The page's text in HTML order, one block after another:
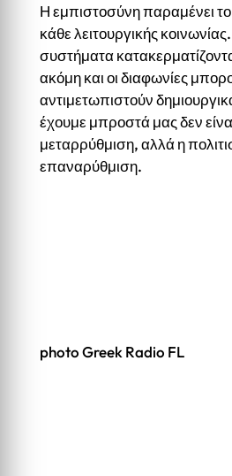
Η εμπιστοσύνη παραμένει
κάθε λειτουργικής
συστήματα
ακόμη και οι διαφωνίες
αντιμετωπιστούν
έχουμε μπροστά μας δεν
μεταρρύθμιση, αλλά η
επαναρύθμιση.
photo Greek Radio FL